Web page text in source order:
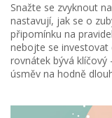
Snažte se zvyknout
nastavují, jak se o
připomínku na
nebojte se investovat
rovnátek bývá klíčový
úsměv na hodně